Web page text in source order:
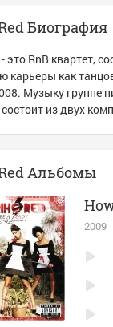
Биография
- это RnB квартет,
карьеры как
Музыку группе
из двух
Альбомы
2009